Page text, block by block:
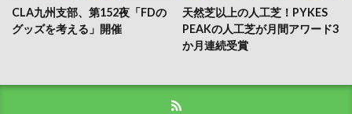
CLA九州支部、第152夜「FDの
グッズを考える」開催
天然芝以上の人工芝！PYKES
PEAKの人工芝が月間アワード3
か月連続受賞